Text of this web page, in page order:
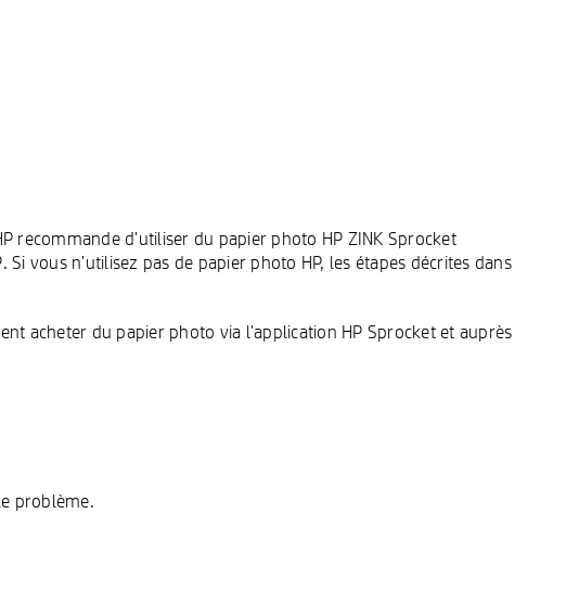
recommande d'utiliser du papier photo HP ZINK Sprocket
vous n'utilisez pas de papier photo HP, les étapes décrites dans
acheter du papier photo via l'application HP Sprocket et auprès
problème.